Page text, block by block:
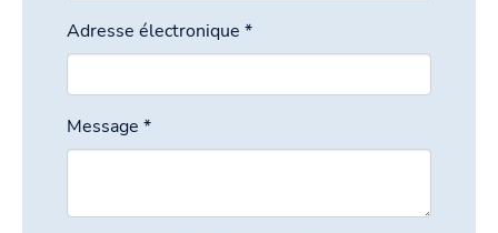
Adresse électronique *
Message *